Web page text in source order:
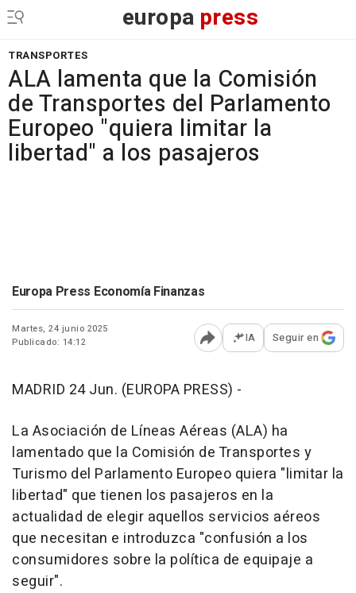
europa press
TRANSPORTES
ALA lamenta que la Comisión
de Transportes del Parlamento
Europeo "quiera limitar la
libertad" a los pasajeros
Europa Press Economía Finanzas
Martes, 24 junio 2025
Publicado: 14:12
Abrir opciones para
IA Seguir en
MADRID 24 Jun. (EUROPA PRESS) -
La Asociación de Líneas Aéreas (ALA) ha
lamentado que la Comisión de Transportes y
Turismo del Parlamento Europeo quiera "limitar la
libertad" que tienen los pasajeros en la
actualidad de elegir aquellos servicios aéreos
que necesitan e introduzca "confusión a los
consumidores sobre la política de equipaje a
seguir".